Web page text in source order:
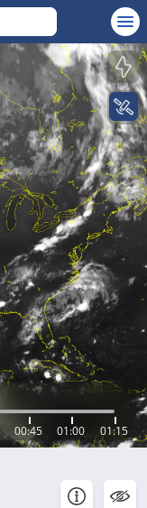
00:45 01:00 01:15